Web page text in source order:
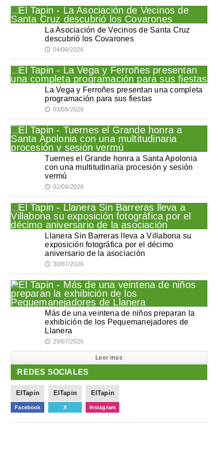
La Asociación de Vecinos de Santa Cruz
descubrió los Covarones
🕔 04/08/2026
La Vega y Ferroñes presentan una completa
programación para sus fiestas
🕔 03/08/2026
Tuernes el Grande honra a Santa Apolonia
con una multitudinaria procesión y sesión
vermú
🕔 02/08/2026
Llanera Sin Barreras lleva a Villabona su
exposición fotográfica por el décimo
aniversario de la asociación
🕔 30/07/2026
Más de una veintena de niños preparan la
exhibición de los Pequemanejadores de
Llanera
🕔 29/07/2026
Leer mas
REDES SOCIALES
ElTapin
Facebook
ElTapin
X
ElTapin
Instagram